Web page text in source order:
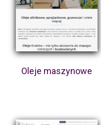
Oleje maszynowe